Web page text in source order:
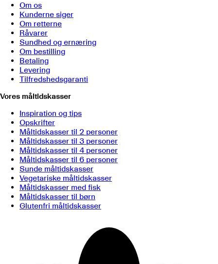
Om os
Kunderne siger
Om retterne
Råvarer
Sundhed og ernæring
Om bestilling
Betaling
Levering
Tilfredshedsgaranti
Vores måltidskasser
Inspiration og tips
Opskrifter
Måltidskasser til 2 personer
Måltidskasser til 3 personer
Måltidskasser til 4 personer
Måltidskasser til 6 personer
Sunde måltidskasser
Vegetariske måltidskasser
Måltidskasser med fisk
Måltidskasser til børn
Glutenfri måltidskasser